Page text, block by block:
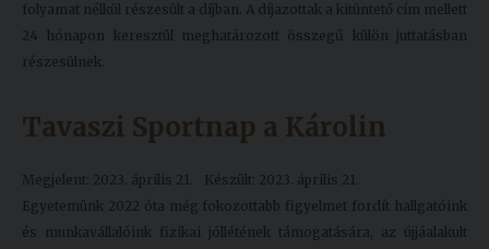
folyamat nélkül részesült a díjban. A díjazottak a kitüntető cím mellett
24 hónapon keresztül meghatározott összegű külön juttatásban
részesülnek.
Tavaszi Sportnap a Károlin
Megjelent: 2023. április 21.
Készült: 2023. április 21.
Egyetemünk 2022 óta még fokozottabb figyelmet fordít hallgatóink
és munkavállalóink fizikai jóllétének támogatására, az újjáalakult